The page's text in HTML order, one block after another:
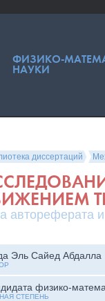
диссертаций
автореферата
Эль Сайед Абдалла
физико-
СТЕПЕНЬ
ФИЗИКО-
НАУКИ